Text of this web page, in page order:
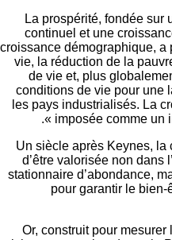
La prospérité,
continuel et une
croissance
vie, la réduction de la
de vie et, plus
conditions de vie pour
les pays industrialisés.
imposée comme
Un siècle après
d’être valorisée non
stationnaire
pour garantir le
Or, construit pour